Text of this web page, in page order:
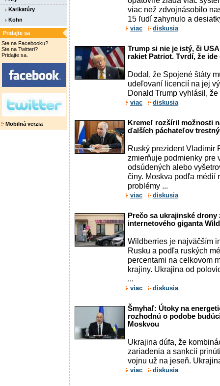
Karikatúry
Kohn
Pridajte sa
Ste na Facebooku?
Ste na Twitteri?
Pridajte sa.
Mobilná verzia
viac než zdvojnásobilo
15 ľudí zahynulo a
viac diskusia
Trump si nie je istý, či
rakiet Patriot. Tvrdí, že
Dodal, že Spojené štáty
udeľovaní licencií na jej
Donald Trump vyhlásil, že
viac diskusia
Kremeľ rozšíril možnosti
ďalších páchateľov
Ruský prezident Vladimir
zmierňuje podmienky pre
odsúdených alebo
činy. Moskva podľa médií
problémy ...
viac diskusia
Prečo sa ukrajinské
internetového giganta
Wildberries je najväčším
Rusku a podľa ruských
percentami na celkovom
krajiny. Ukrajina od
...
viac diskusia
Šmyhaľ: Útoky na
rozhodnú o podobe
Moskvou
Ukrajina dúfa, že
zariadenia a sankcií
vojnu už na jeseň.
viac diskusia